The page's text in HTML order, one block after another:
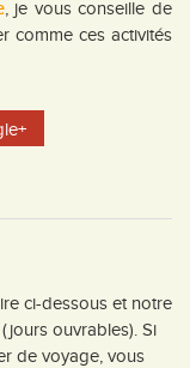
, je vous conseille de
comme ces activités
ci-dessous et notre
ouvrables). Si
de voyage, vous